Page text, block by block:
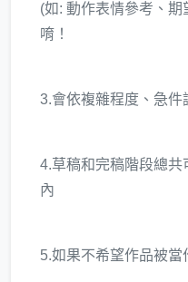
(如: 動作表情參考、
唷！
3.會依複雜程度、急件
4.草稿和完稿階段總
內
5.如果不希望作品被當